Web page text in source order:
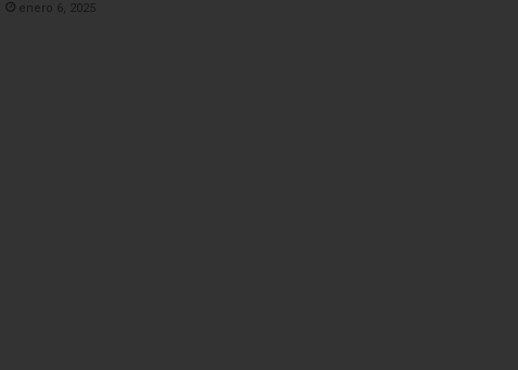
enero 6, 2025